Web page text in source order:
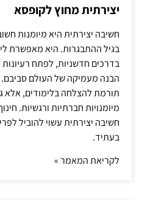
יצירתית מחוץ לקופסא
חשיבה יצירתית היא מיומנות
בגיל ההתבגרות. היא מאפשרת
בדרכים חדשניות, לפתח רעיונות
הבנה מעמיקה של העולם סביבם.
תורמת להצלחה בלימודים, אלא
מיומנויות חברתיות ורגשיות.
חשיבה יצירתית עשוי להוביל
בעתיד.
לקריאת המאמר »